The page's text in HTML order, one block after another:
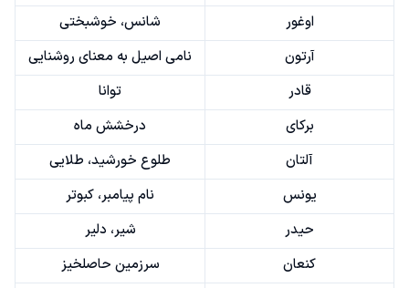
اوغور
شانس، خوشبختی
آرتون
نامی اصیل به معنای روشنایی
قادر
توانا
برکای
درخشش ماه
آلتان
طلوع خورشید، طلایی
یونس
نام پیامبر، کبوتر
حیدر
شیر، دلیر
کنعان
سرزمین حاصلخیز